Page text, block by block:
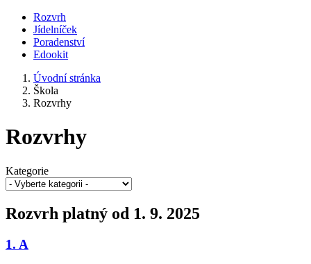
Rozvrh
Jídelníček
Poradenství
Edookit
Úvodní stránka
Škola
Rozvrhy
Rozvrhy
Kategorie
Rozvrh platný od 1. 9. 2025
1. A